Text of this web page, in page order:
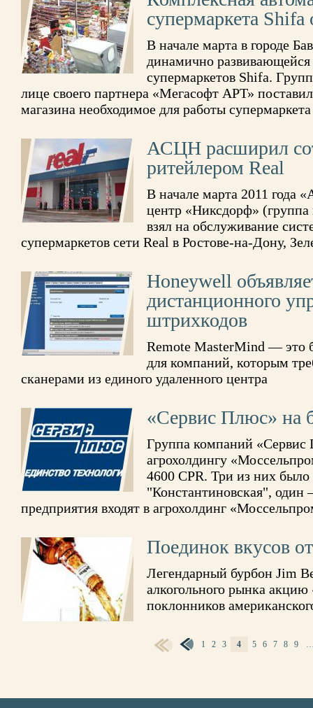
супермаркета
В начале марта в городе
динамично развивающейся
супермаркетов Shifa.
лице своего партнера «Мегасофт АРТ»
магазина необходимое для работы
АСЦН расширил
ритейлером Real
В начале марта 2011 года
центр «Никсдорф»
взял на обслуживание
супермаркетов сети Real в Ростове-на-Дону,
Honeywell
дистанционного
штрихкодов
Remote MasterMind — это
для компаний, которым
сканерами из единого удаленного центра
«Сервис Плюс» на
Группа компаний «Сервис
агрохолдингу
4600 CPR. Три из них
"Константиновская", один
предприятия входят в агрохолдинг
Поединок вкусов
Легендарный бурбон Jim
алкогольного рынка
поклонников
1 2 3 4 5 6 7 8 9